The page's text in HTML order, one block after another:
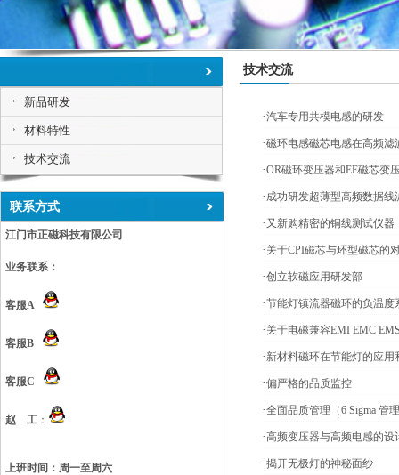
新品研发
材料特性
技术交流
联系方式
江门市正磁科技有限公司
业务联系：
客服A
客服B
客服C
赵 工 ：
上班时间： 周一至周六
技术交流
·汽车专用共模电感的研发
·磁环电感磁芯电感在高频滤
·OR磁环变压器和EE磁芯变
· 成功研发超薄型高频数据线
· 又新购精密的铜线测试仪器
· 关于CPI磁芯与环型磁芯的
·创立软磁应用研发部
·节能灯镇流器磁环的负温度
· 关于电磁兼容EMI EMC
· 新材料磁环在节能灯的应用
·偏严格的品质监控
·全面品质管理（6 Sigma 管
·高频变压器与高频电感的设
·揭开无极灯的神秘面纱